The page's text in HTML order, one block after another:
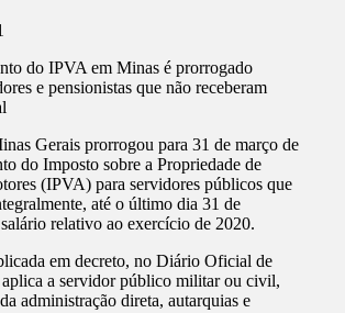
Gerais prorrogou para 31 de março de
do Imposto sobre a Propriedade de
(IPVA) para servidores públicos que
até o último dia 31 de
relativo ao exercício de 2020.
em decreto, no Diário Oficial de
aplica a servidor público militar ou civil,
administração direta, autarquias e